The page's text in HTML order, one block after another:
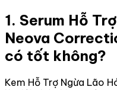
1. Serum Hỗ
Neova
có tốt không?
Kem Hỗ Trợ Ngừa Lão